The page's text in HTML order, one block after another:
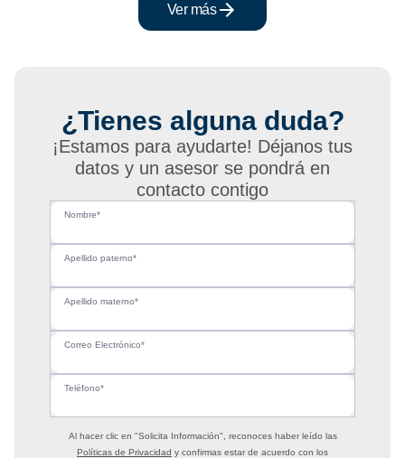
Ver más
¿Tienes alguna duda?
¡Estamos para ayudarte! Déjanos tus
datos y un asesor se pondrá en
contacto contigo
Nombre*
Apellido paterno*
Apellido materno*
Correo Electrónico*
Teléfono*
Al hacer clic en "Solicita Información" , reconoces haber leído las
Políticas de Privacidad y confirmas estar de acuerdo con los